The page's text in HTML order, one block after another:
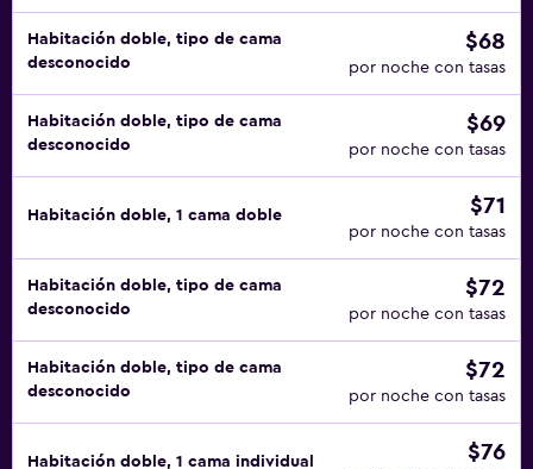
Habitación doble, tipo de cama
desconocido
$68
por noche con tasas
Habitación doble, tipo de cama
desconocido
$69
por noche con tasas
Habitación doble, 1 cama doble $71
por noche con tasas
Habitación doble, tipo de cama
desconocido
$72
por noche con tasas
Habitación doble, tipo de cama
desconocido
$72
por noche con tasas
Habitación doble, 1 cama individual $76